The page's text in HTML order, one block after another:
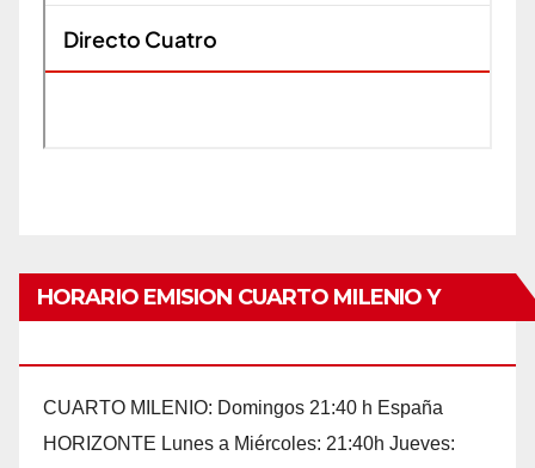
HORARIO EMISION CUARTO MILENIO Y
CUARTO MILENIO: Domingos 21:40 h España
HORIZONTE Lunes a Miércoles: 21:40h Jueves: